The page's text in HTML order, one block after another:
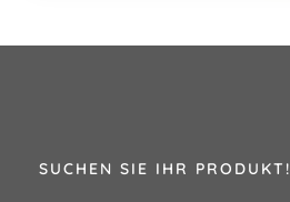
SUCHEN SIE IHR PRODUKT!